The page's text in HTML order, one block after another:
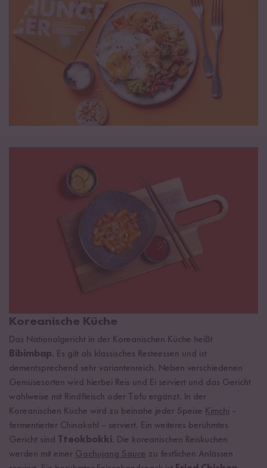
Koreanische Küche
Das Nationalgericht in der Koreanischen Küche heißt
Bibimbap. Es gilt als klassisches Resteessen und ist
dementsprechend sehr variantenreich. Neben verschiedenen
Gemüsesorten wird hierbei Reis und Ei serviert und das Gericht
wahlweise mit Rindfleisch oder Tofu ergänzt. In der
Koreanischen Küche wird zu beinahe jeder Speise Kimchi –
fermentierter Chinakohl – serviert. Ein weiteres berühmtes
Gericht sind
Tteokbokki. Die koreanischen Reiskuchen
werden mit einer Gochujang Sauce zu festlichen Anlässen